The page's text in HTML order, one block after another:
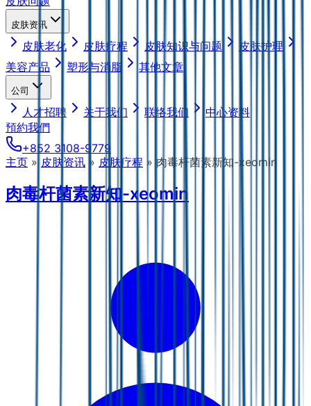
皮肤资讯
皮肤老化 皮肤疗程 皮肤知识与问题
皮肤护理
美容产品
塑形与消脂 其他文章
公司
人才招聘 关于我们 联络我们
中心资料
預約我們
+852 3108-9779
主页 » 皮肤资讯 » 皮肤疗程 » 肉毒杆菌素新知-xeomin
肉毒杆菌素新知-xeomin